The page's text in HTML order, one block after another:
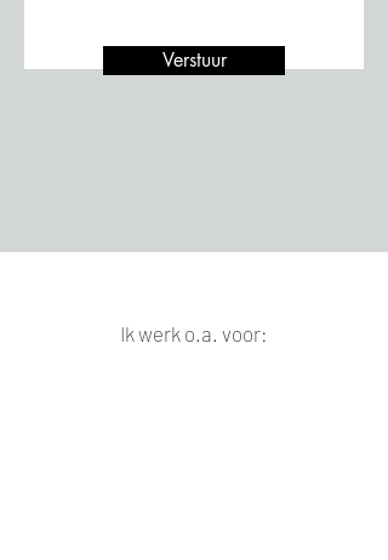
Verstuur
Ik werk o.a. voor: